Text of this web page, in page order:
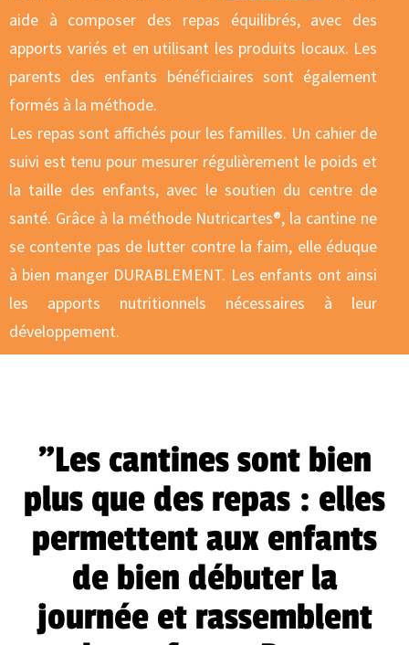
aide à composer des repas équilibrés, avec des
apports variés et en utilisant les produits locaux. Les
parents des enfants bénéficiaires sont également
formés à la méthode.
Les repas sont affichés pour les familles. Un cahier de
suivi est tenu pour mesurer régulièrement le poids et
la taille des enfants, avec le soutien du centre de
santé. Grâce à la méthode Nutricartes®, la cantine ne
se contente pas de lutter contre la faim, elle éduque
à bien manger DURABLEMENT. Les enfants ont ainsi
les apports nutritionnels nécessaires à leur
développement.
"Les cantines sont bien
plus que des repas : elles
permettent aux enfants
de bien débuter la
journée et rassemblent